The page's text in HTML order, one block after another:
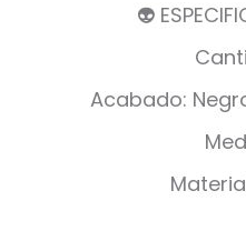
👽
Acabado: